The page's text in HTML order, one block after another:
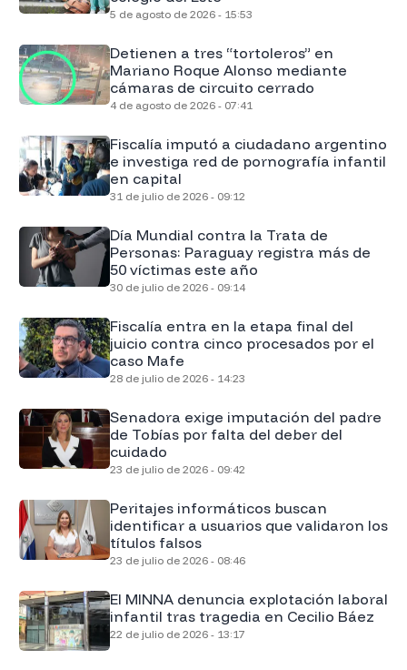
5 de agosto de 2026 - 15:53
Detienen a tres “tortoleros” en
Mariano Roque Alonso mediante
cámaras de circuito cerrado
4 de agosto de 2026 - 07:41
Fiscalía imputó a ciudadano argentino
e investiga red de pornografía infantil
en capital
31 de julio de 2026 - 09:12
Día Mundial contra la Trata de
Personas: Paraguay registra más de
50 víctimas este año
30 de julio de 2026 - 09:14
Fiscalía entra en la etapa final del
juicio contra cinco procesados por el
caso Mafe
28 de julio de 2026 - 14:23
Senadora exige imputación del padre
de Tobías por falta del deber del
cuidado
23 de julio de 2026 - 09:42
Peritajes informáticos buscan
identificar a usuarios que validaron los
títulos falsos
23 de julio de 2026 - 08:46
El MINNA denuncia explotación laboral
infantil tras tragedia en Cecilio Báez
22 de julio de 2026 - 13:17